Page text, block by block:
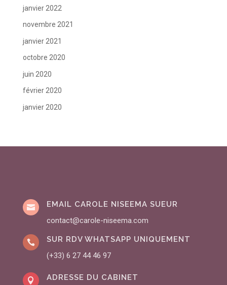
janvier 2022
novembre 2021
janvier 2021
octobre 2020
juin 2020
février 2020
janvier 2020

EMAIL CAROLE NISEEMA SUEUR
contact@carole-niseema.com

SUR RDV WHATSAPP UNIQUEMENT
(+33) 6 27 44 46 97

ADRESSE DU CABINET